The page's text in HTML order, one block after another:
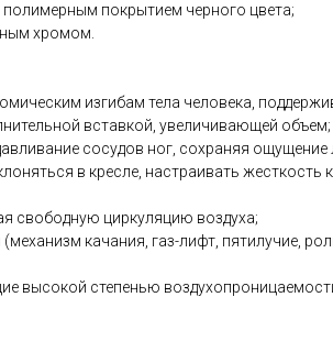
покрытием черного цвета;
хромом.
изгибам тела человека,
вставкой, увеличивающей объем;
сосудов ног, сохраняя ощущение
в кресле, настраивать
свободную циркуляцию воздуха;
качания, газ-лифт, пятилучие,
высокой степенью